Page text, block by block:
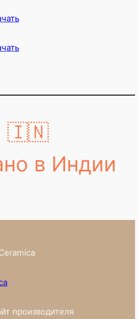
🇮🇳
в Индии
производителя